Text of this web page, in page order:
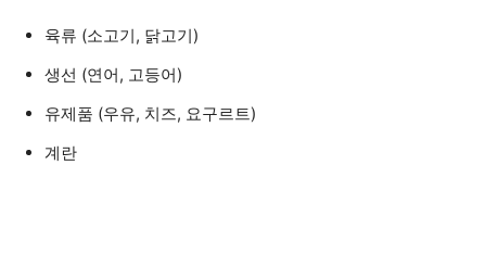
육류 (소고기, 닭고기)
생선 (연어, 고등어)
유제품 (우유, 치즈, 요구르트)
계란